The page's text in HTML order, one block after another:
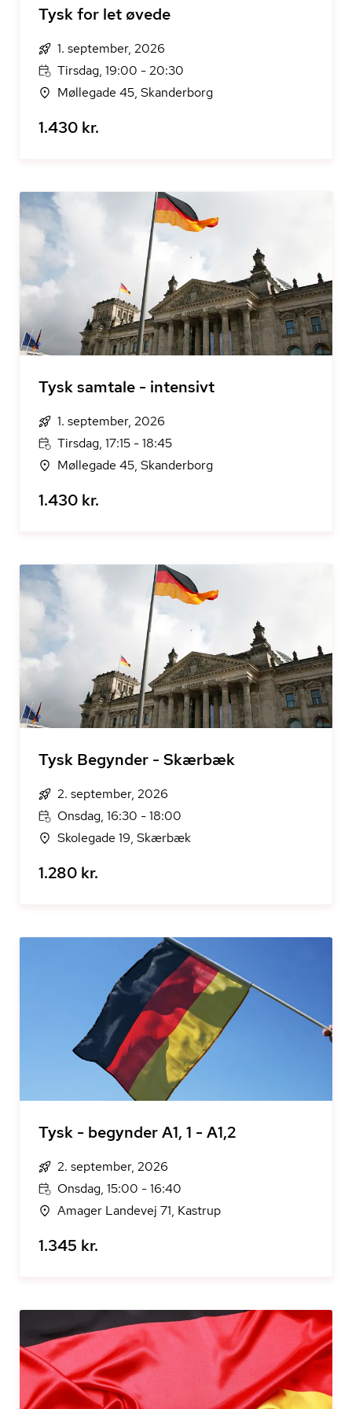
Tysk for let øvede
1. september, 2026
Tirsdag, 19:00 - 20:30
Møllegade 45, Skanderborg
1.430 kr.
Tysk samtale - intensivt
1. september, 2026
Tirsdag, 17:15 - 18:45
Møllegade 45, Skanderborg
1.430 kr.
Tysk Begynder - Skærbæk
2. september, 2026
Onsdag, 16:30 - 18:00
Skolegade 19, Skærbæk
1.280 kr.
Tysk - begynder A1, 1 - A1,2
2. september, 2026
Onsdag, 15:00 - 16:40
Amager Landevej 71, Kastrup
1.345 kr.